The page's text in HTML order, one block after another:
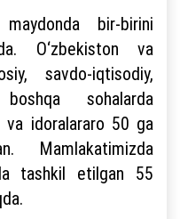
bir-birini
O‘zbekiston va
savdo-iqtisodiy,
sohalarda
va idoralararo 50 ga
Mamlakatimizda
tashkil etilgan 55